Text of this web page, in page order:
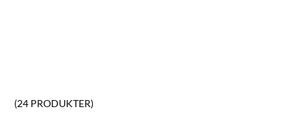
(24 PRODUKTER)